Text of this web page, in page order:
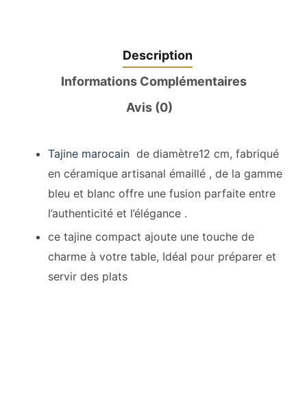
Description
Informations Complémentaires
Avis (0)
Tajine marocain de diamètre12 cm, fabriqué
en céramique artisanal émaillé , de la gamme
bleu et blanc offre une fusion parfaite entre
l’authenticité et l’élégance .
ce tajine compact ajoute une touche de
charme à votre table, Idéal pour préparer et
servir des plats